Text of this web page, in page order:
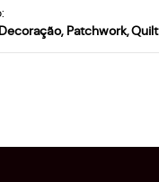
Patchwork,